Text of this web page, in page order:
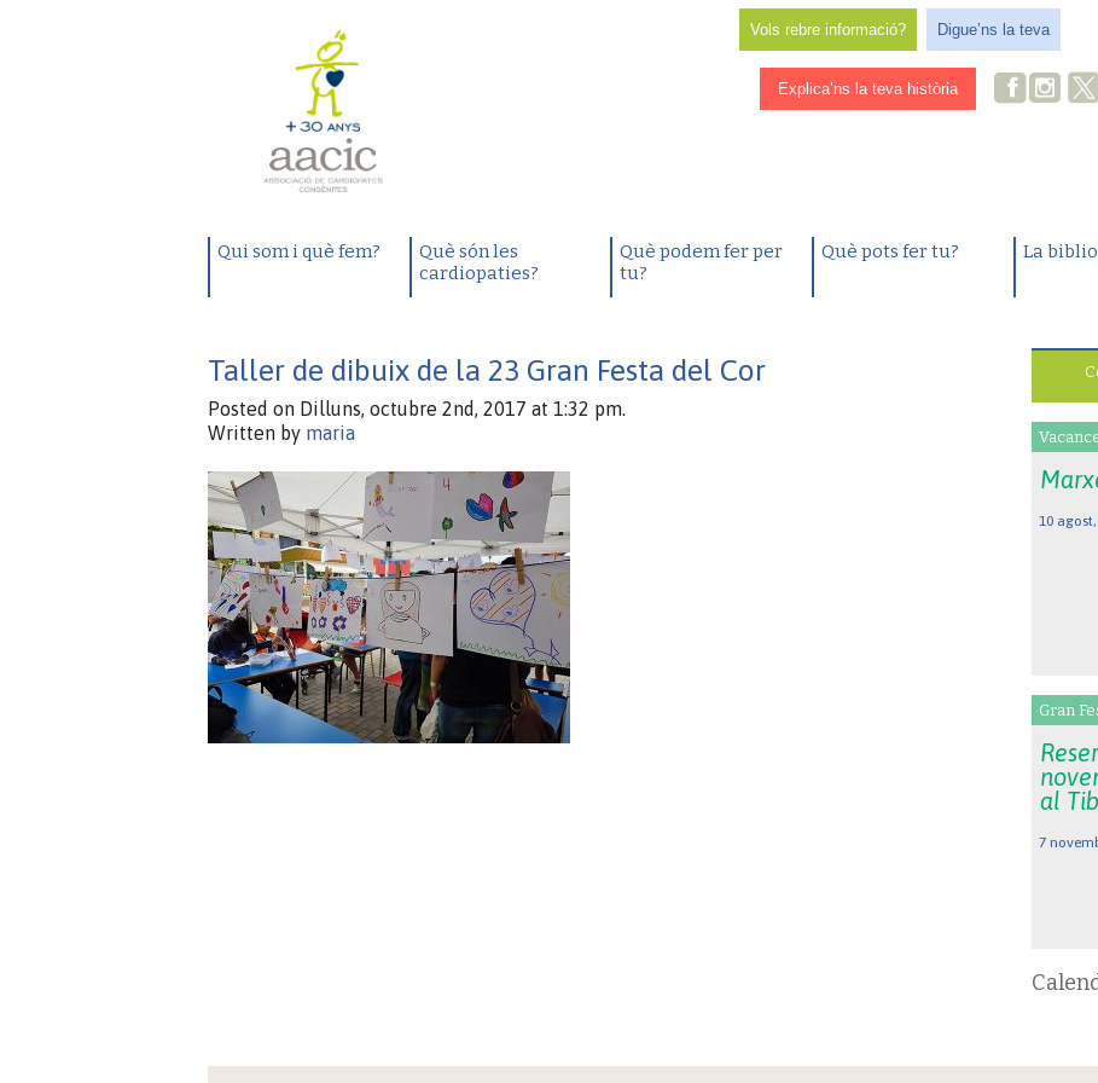
Vols rebre informació? Digue’ns la teva
Explica’ns la teva història
Qui som i què fem?
Què són les
cardiopaties?
Què podem fer per
tu?
Què pots fer tu? La
Taller de dibuix de la 23 Gran Festa del Cor
Posted on Dilluns, octubre 2nd, 2017 at 1:32 pm.
Written by maria
10 agost,
Gran
al
7